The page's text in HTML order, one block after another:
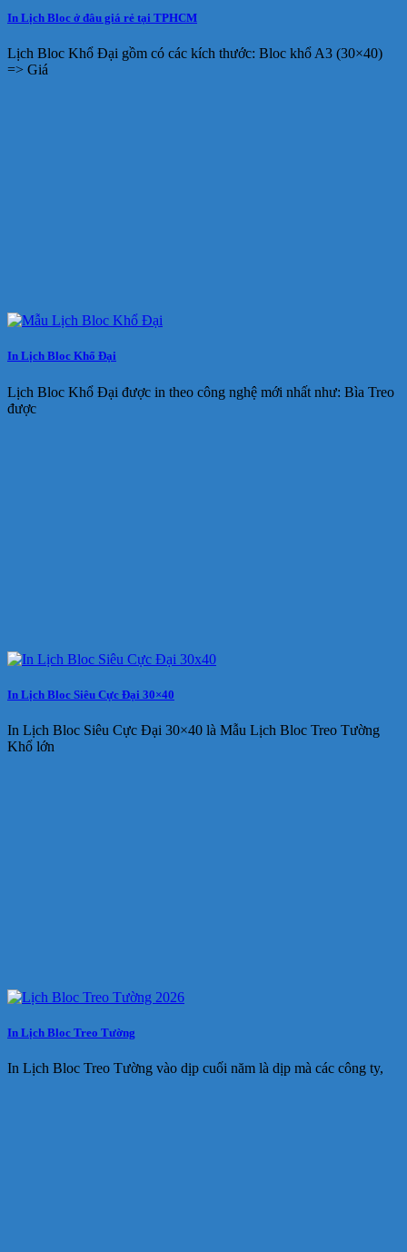
In Lịch Bloc ở đâu giá rẻ tại TPHCM
Lịch Bloc Khổ Đại gồm có các kích thước: Bloc khổ A3 (30×40)
=> Giá
In Lịch Bloc Khổ Đại
Lịch Bloc Khổ Đại được in theo công nghệ mới nhất như: Bìa Treo
được
In Lịch Bloc Siêu Cực Đại 30×40
In Lịch Bloc Siêu Cực Đại 30×40 là Mẫu Lịch Bloc Treo Tường
Khổ lớn
In Lịch Bloc Treo Tường
In Lịch Bloc Treo Tường vào dịp cuối năm là dịp mà các công ty,